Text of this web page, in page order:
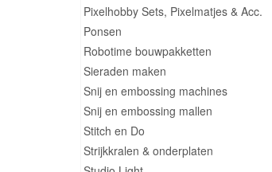
Pixelhobby Sets, Pixelmatjes & Acc.
Ponsen
Robotime bouwpakketten
Sieraden maken
Snij en embossing machines
Snij en embossing mallen
Stitch en Do
Strijkkralen & onderplaten